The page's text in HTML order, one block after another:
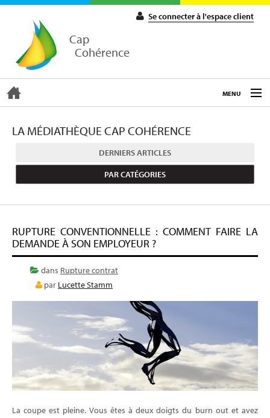
Cap
Cohérence
Se connecter à l'espace client
MENU
ACCUEIL
FORMATIONS
E-LEARNING
BLOG
LA MÉDIATHÈQUE CAP COHÉRENCE
DERNIERS ARTICLES
PAR CATÉGORIES
RUPTURE CONVENTIONNELLE : COMMENT FAIRE LA
DEMANDE À SON EMPLOYEUR ?
dans Rupture contrat
par Lucette Stamm
La coupe est pleine. Vous êtes à deux doigts du burn out et avez